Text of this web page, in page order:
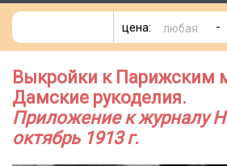
цена: -
Выкройки к Парижским
Дамские рукоделия.
Приложение к журналу
октябрь 1913 г.